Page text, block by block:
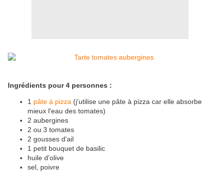
Ingrédients pour 4 personnes :
1 pâte à pizza (j'utilise une pâte à pizza car elle absorbe
mieux l'eau des tomates)
2 aubergines
2 ou 3 tomates
2 gousses d'ail
1 petit bouquet de basilic
huile d'olive
sel, poivre